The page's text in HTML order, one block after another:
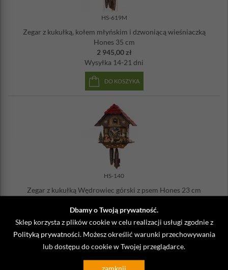
Dbamy o Twoją prywatność.
Sklep korzysta z plików cookie w celu realizacji usługi zgodnie z
Polityką prywatności . Możesz określić warunki przechowywania
lub dostępu do cookie w Twojej przeglądarce.
zamknij
HS-619M
Zegar z kukułką, kołem młyńskim i dzwoniącą wieśniaczką
Hones 35 cm
2 945,00 zł
Wysyłka 14-21 dni
DO KOSZYKA
HS-140
Zegar z kukułką Wędrowiec górski z psem Hones 23 cm
Wysyłka14-21 dni